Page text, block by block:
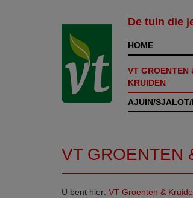
De tuin die
HOME
VT GROENTEN
KRUIDEN
AJUIN/
VT GROENTEN
U bent hier: VT Groenten &